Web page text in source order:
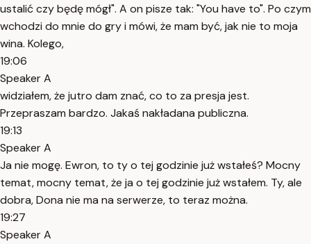
ustalić czy będę mógł". A on pisze tak: "You have to". Po czym
wchodzi do mnie do gry i mówi, że mam być, jak nie to moja
wina. Kolego,
19:06
Speaker A
widziałem, że jutro dam znać, co to za presja jest.
Przepraszam bardzo. Jakaś nakładana publiczna.
19:13
Speaker A
Ja nie mogę. Ewron, to ty o tej godzinie już wstałeś? Mocny
temat, mocny temat, że ja o tej godzinie już wstałem. Ty, ale
dobra, Dona nie ma na serwerze, to teraz można.
19:27
Speaker A